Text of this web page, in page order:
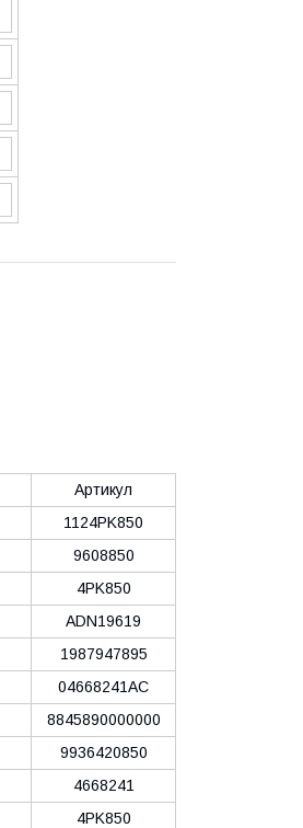
Артикул
1124PK850
9608850
4PK850
ADN19619
1987947895
04668241AC
8845890000000
9936420850
4668241
4PK850